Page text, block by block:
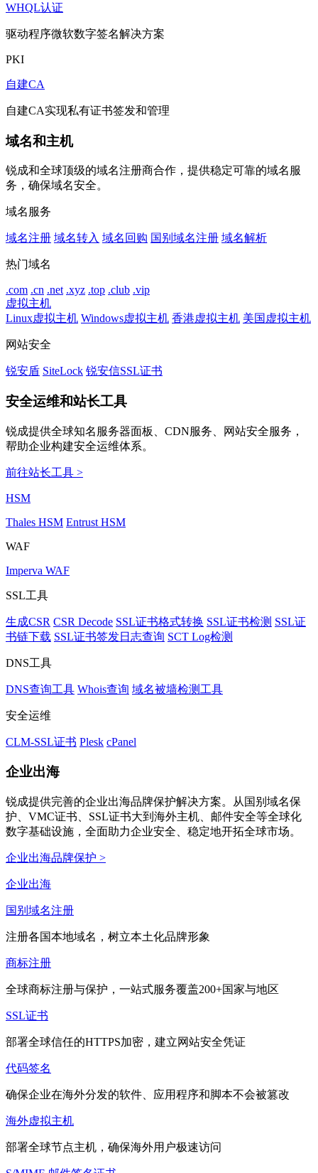
WHQL认证
驱动程序微软数字签名解决方案
PKI
自建CA
自建CA实现私有证书签发和管理
域名和主机
锐成和全球顶级的域名注册商合作，提供稳定可靠的域名服
务，确保域名安全。
域名服务
域名注册 域名转入 域名回购 国别域名注册 域名解析
热门域名
.com .cn .net .xyz .top .club .vip
虚拟主机
Linux虚拟主机 Windows虚拟主机 香港虚拟主机 美国虚拟主机
网站安全
锐安盾 SiteLock 锐安信SSL证书
安全运维和站长工具
锐成提供全球知名服务器面板、CDN服务、网站安全服务，
帮助企业构建安全运维体系。
前往站长工具 >
HSM
Thales HSM Entrust HSM
WAF
Imperva WAF
SSL工具
生成CSR CSR Decode SSL证书格式转换 SSL证书检测 SSL证
书链下载 SSL证书签发日志查询 SCT Log检测
DNS工具
DNS查询工具 Whois查询 域名被墙检测工具
安全运维
CLM-SSL证书 Plesk cPanel
企业出海
锐成提供完善的企业出海品牌保护解决方案。从国别域名保
护、VMC证书、SSL证书大到海外主机、邮件安全等全球化
数字基础设施，全面助力企业安全、稳定地开拓全球市场。
企业出海品牌保护 >
企业出海
国别域名注册
注册各国本地域名，树立本土化品牌形象
商标注册
全球商标注册与保护，一站式服务覆盖200+国家与地区
SSL证书
部署全球信任的HTTPS加密，建立网站安全凭证
代码签名
确保企业在海外分发的软件、应用程序和脚本不会被篡改
海外虚拟主机
部署全球节点主机，确保海外用户极速访问